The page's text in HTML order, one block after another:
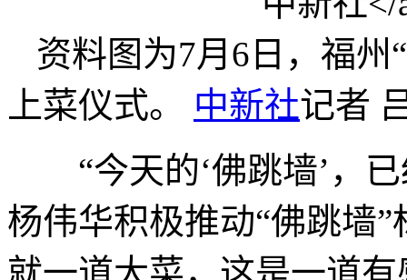
资料图为7月6日，福州
上菜仪式。 中新社记者
“今天的‘佛跳墙’，已
杨伟华积极推动“佛跳墙